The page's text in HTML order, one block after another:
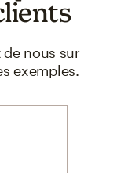
de nous sur
exemples.